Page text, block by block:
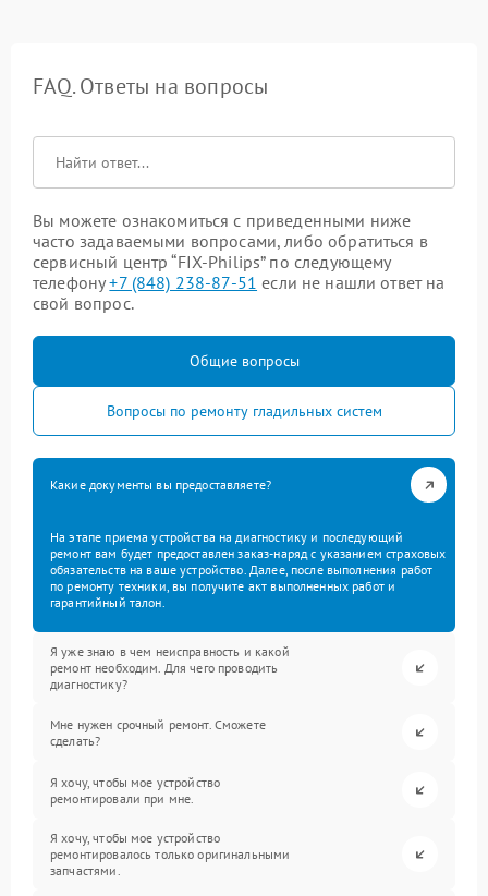
FAQ. Ответы на вопросы
Вы можете ознакомиться с приведенными ниже
часто задаваемыми вопросами, либо обратиться в
сервисный центр “FIX-Philips” по следующему
телефону+7 (848) 238-87-51 если не нашли ответ на
свой вопрос.
Общие вопросы
Вопросы по ремонту гладильных систем
Какие документы вы предоставляете?
На этапе приема устройства на диагностику и последующий
ремонт вам будет предоставлен заказ-наряд с указанием страховых
обязательств на ваше устройство. Далее, после выполнения работ
по ремонту техники, вы получите акт выполненных работ и
гарантийный талон.
Я уже знаю в чем неисправность и какой
ремонт необходим. Для чего проводить
диагностику?
Мне нужен срочный ремонт. Сможете
сделать?
Я хочу, чтобы мое устройство
ремонтировали при мне.
Я хочу, чтобы мое устройство
ремонтировалось только оригинальными
запчастями.